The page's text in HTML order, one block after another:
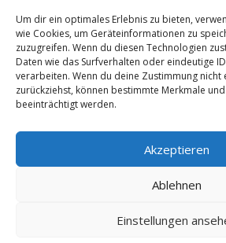
Um dir ein optimales Erlebnis zu bieten,
wie Cookies, um Geräteinformationen zu
zuzugreifen. Wenn du diesen Technologien
Daten wie das Surfverhalten oder eindeutige
verarbeiten. Wenn du deine Zustimmung
zurückziehst, können bestimmte Merkmale
beeinträchtigt werden.
Akzeptieren
Ablehnen
Einstellungen
Themen-Icons:
Unbeantwortet
Aktiv
Heiß Oben angepinnt
Gelöst
Privat Geschlossen